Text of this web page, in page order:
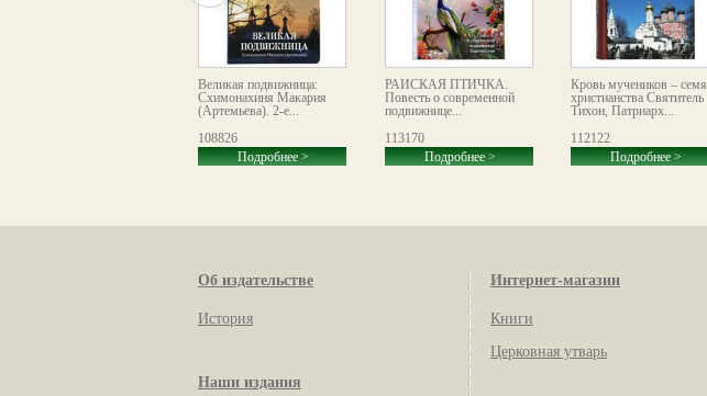
Великая подвижница:
Схимонахиня Макария
(Артемьева). 2-е...
108826
Подробнее >
РАЙСКАЯ ПТИЧКА.
Повесть о современной
подвижнице...
113170
Подробнее >
Кровь мучеников – семя
христианства Святитель
Тихон, Патриарх...
112122
Подробнее >
Об издательстве
История
Наши издания
Интернет-магазин
Книги
Церковная утварь